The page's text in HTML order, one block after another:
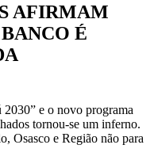
AFIRMAM
É
e o novo programa
tornou-se um inferno.
Osasco e Região não para